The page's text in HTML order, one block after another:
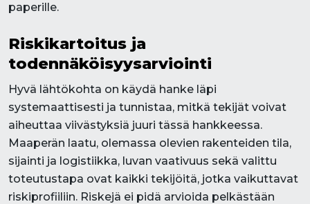
paperille.
Riskikartoitus ja
todennäköisyysarviointi
Hyvä lähtökohta on käydä hanke läpi
systemaattisesti ja tunnistaa, mitkä tekijät voivat
aiheuttaa viivästyksiä juuri tässä hankkeessa.
Maaperän laatu, olemassa olevien rakenteiden tila,
sijainti ja logistiikka, luvan vaativuus sekä valittu
toteutustapa ovat kaikki tekijöitä, jotka vaikuttavat
riskiprofiiliin. Riskejä ei pidä arvioida pelkästään